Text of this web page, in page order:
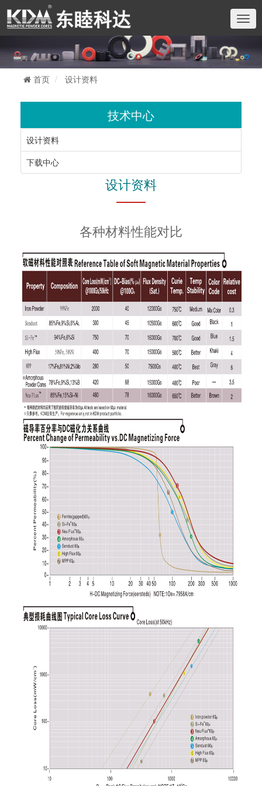
切
换
航
首页
设计资料
技术中心
设计资料
下载中心
设计资料
各种材料性能对比